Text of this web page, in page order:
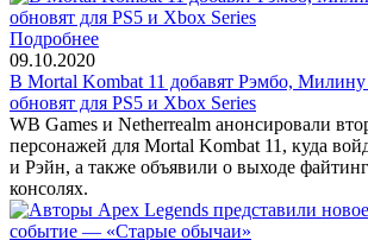
Подробнее
09.10.2020
В Mortal Kombat 11 добавят Рэмбо,
обновят для PS5 и Xbox Series
WB Games и Netherrealm анонсировали
персонажей для Mortal Kombat 11, куда
и Рэйн, а также объявили о выходе
консолях.